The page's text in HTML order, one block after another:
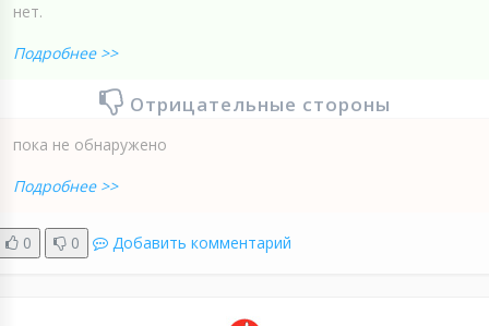
нет.
Подробнее >>
Отрицательные стороны
пока не обнаружено
Подробнее >>
0 0 Добавить комментарий